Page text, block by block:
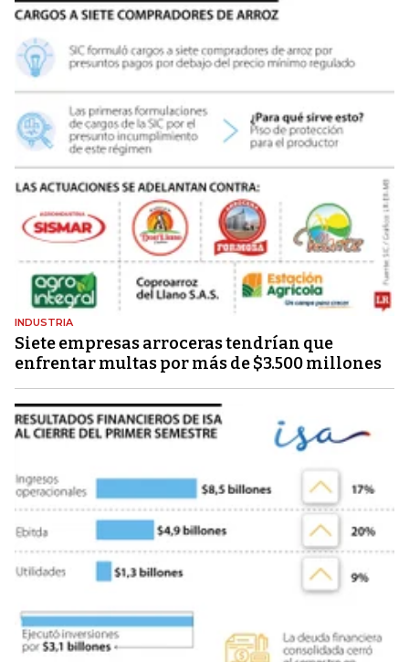
INDUSTRIA
Siete empresas arroceras tendrían que
enfrentar multas por más de $3.500 millones